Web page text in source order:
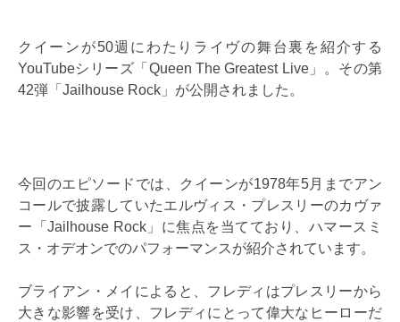
クイーンが50週にわたりライヴの舞台裏を紹介する
YouTubeシリーズ「Queen The Greatest Live」。その第
42弾「Jailhouse Rock」が公開されました。
今回のエピソードでは、クイーンが1978年5月までアン
コールで披露していたエルヴィス・プレスリーのカヴァ
ー「Jailhouse Rock」に焦点を当てており、ハマースミ
ス・オデオンでのパフォーマンスが紹介されています。
ブライアン・メイによると、フレディはプレスリーから
大きな影響を受け、フレディにとって偉大なヒーローだ